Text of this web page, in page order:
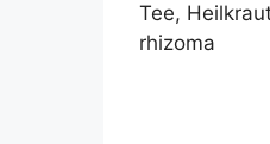
Tee,
rhizoma